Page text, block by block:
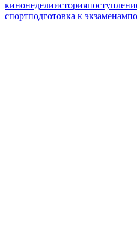
кинонеделиистория
спортподготовка к экзаменам